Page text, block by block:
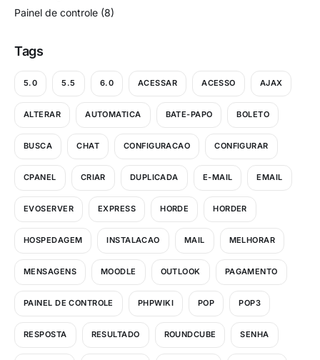
Painel de controle (8)
Tags
5.0 5.5 6.0 ACESSAR ACESSO AJAX
ALTERAR AUTOMATICA BATE-PAPO BOLETO
BUSCA CHAT CONFIGURACAO CONFIGURAR
CPANEL CRIAR DUPLICADA E-MAIL EMAIL
EVOSERVER EXPRESS HORDE HORDER
HOSPEDAGEM INSTALACAO MAIL MELHORAR
MENSAGENS MOODLE OUTLOOK PAGAMENTO
PAINEL DE CONTROLE PHPWIKI POP POP3
RESPOSTA RESULTADO ROUNDCUBE SENHA